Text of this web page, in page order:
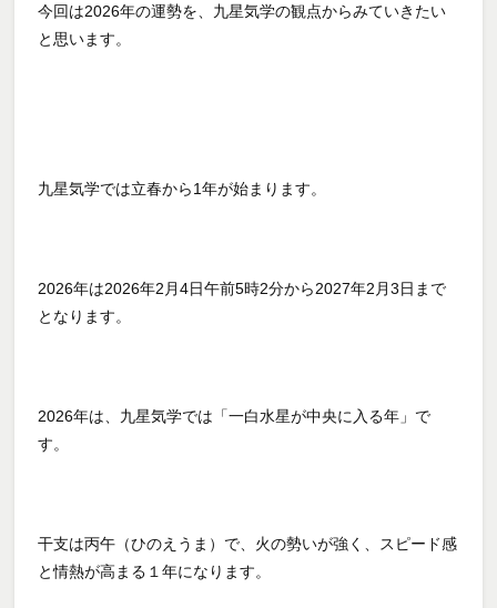
今回は2026年の運勢を、九星気学の観点からみていきたい
と思います。
九星気学では立春から1年が始まります。
2026年は2026年2月4日午前5時2分から2027年2月3日まで
となります。
2026年は、九星気学では「一白水星が中央に入る年」で
す。
干支は丙午（ひのえうま）で、火の勢いが強く、スピード感
と情熱が高まる１年になります。